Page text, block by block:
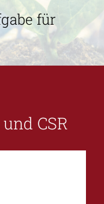
für
CSR